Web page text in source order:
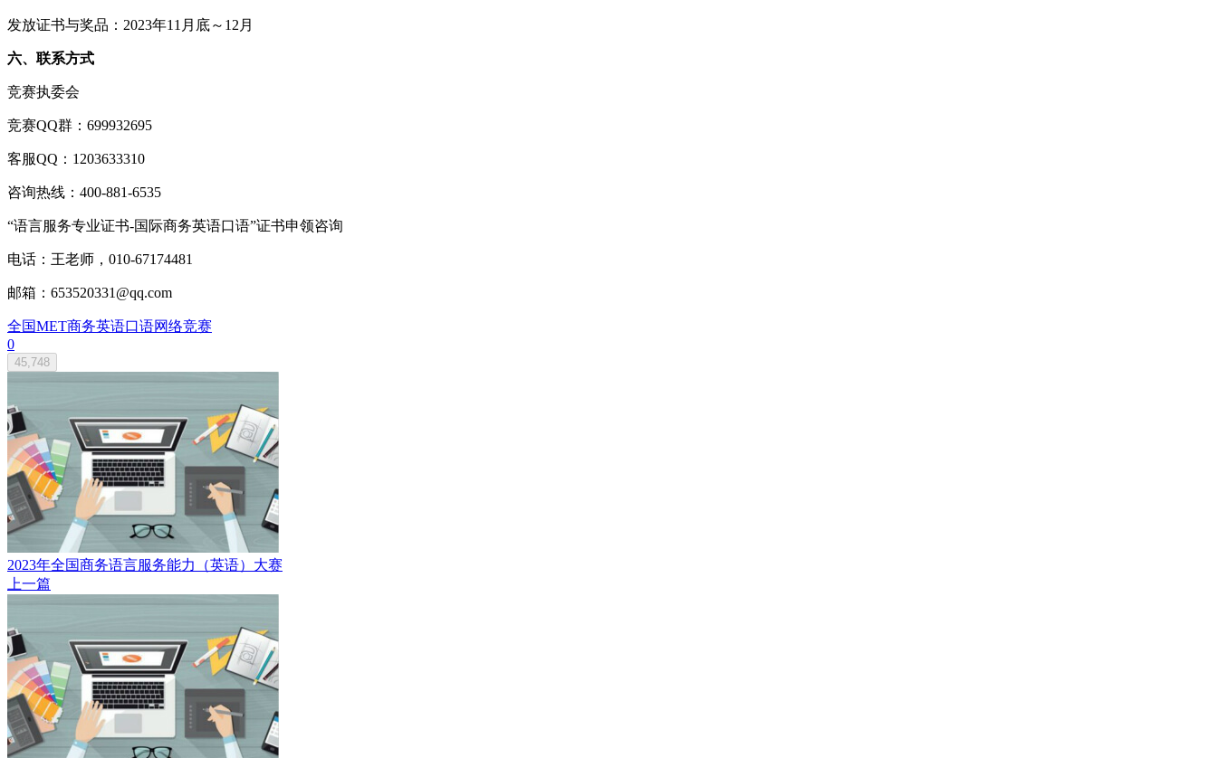
发放证书与奖品：2023年11月底～12月
六、联系方式
竞赛执委会
竞赛QQ群：699932695
客服QQ：1203633310
咨询热线：400-881-6535
“语言服务专业证书-国际商务英语口语”证书申领咨询
电话：王老师，010-67174481
邮箱：653520331@qq.com
全国MET商务英语口语网络竞赛
0
45,748
2023年全国商务语言服务能力（英语）大赛
上一篇